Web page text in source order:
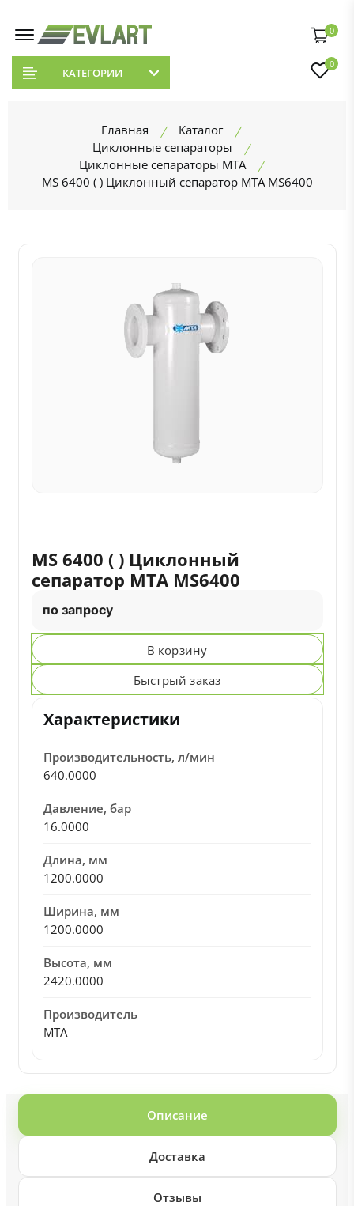
0
КАТЕГОРИИ
0
Главная
Каталог
Циклонные сепараторы
Циклонные сепараторы MTA
MS 6400 ( ) Циклонный сепаратор MTA MS6400
MS 6400 ( ) Циклонный
сепаратор MTA MS6400
по запросу
В корзину
Быстрый заказ
Характеристики
Производительность, л/мин
640.0000
Давление, бар
16.0000
Длина, мм
1200.0000
Ширина, мм
1200.0000
Высота, мм
2420.0000
Производитель
MTA
Описание
Доставка
Отзывы